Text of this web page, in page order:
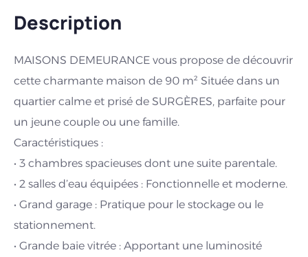
Description
MAISONS DEMEURANCE vous propose de découvrir
cette charmante maison de 90 m² Située dans un
quartier calme et prisé de SURGÈRES, parfaite pour
un jeune couple ou une famille.
Caractéristiques :
• 3 chambres spacieuses dont une suite parentale.
• 2 salles d’eau équipées : Fonctionnelle et moderne.
• Grand garage : Pratique pour le stockage ou le
stationnement.
• Grande baie vitrée : Apportant une luminosité